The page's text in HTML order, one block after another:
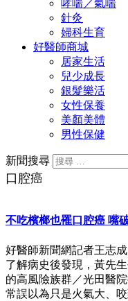
哮喘／氣喘
針灸
婦科生育
好醫師商城
居家生活
兒少成長
銀髮樂活
女性保養
美顏美體
男性保健
新聞搜尋
口腔癌
不吃檳榔也罹口腔癌 嘴
好醫師新聞網記者王志
了解病史後發現，黃先
的高風險族群／光田醫
常誤以為只是火氣大、